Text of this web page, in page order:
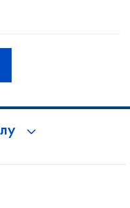
та Антикорупційної
а також органів сектору
пройшла у приміщенні